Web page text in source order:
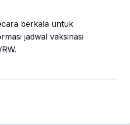
berkala untuk
jadwal vaksinasi